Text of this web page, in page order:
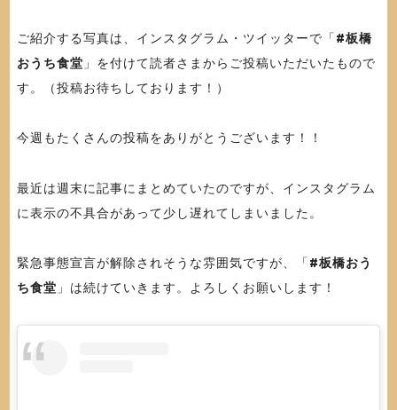
ご紹介する写真は、インスタグラム・ツイッターで「#板橋
おうち食堂 」を付けて読者さまからご投稿いただいたもので
す。（投稿お待ちしております！）
今週もたくさんの投稿をありがとうございます！！
最近は週末に記事にまとめていたのですが、インスタグラム
に表示の不具合があって少し遅れてしまいました。
緊急事態宣言が解除されそうな雰囲気ですが、「 #板橋おう
ち食堂 」は続けていきます。よろしくお願いします！